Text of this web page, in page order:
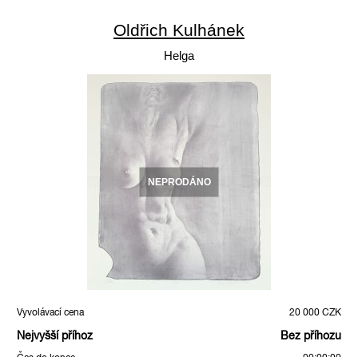
Oldřich Kulhánek
Helga
NEPRODÁNO
Vyvolávací cena 20 000 CZK
Nejvyšší příhoz Bez příhozu